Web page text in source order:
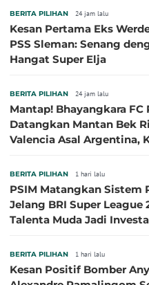
BERITA PILIHAN 24 jam lalu
Kesan Pertama Eks
PSS Sleman: Senang
Hangat Super Elja
BERITA PILIHAN 24 jam lalu
Mantap! Bhayangkara FC
Datangkan Mantan Bek
Valencia Asal Argentina, Kevin Leonel
BERITA PILIHAN 1 hari lalu
PSIM Matangkan Sistem
Jelang BRI Super League
Talenta Muda Jadi
BERITA PILIHAN 1 hari lalu
Kesan Positif Bomber